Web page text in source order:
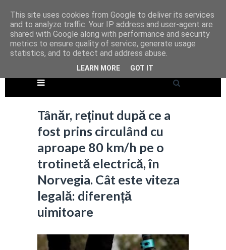
Tânăr, reținut după ce a
fost prins circulând cu
aproape 80 km/h pe o
trotinetă electrică, în
Norvegia. Cât este viteza
legală: diferență
uimitoare
This site uses cookies from Google to deliver its services
and to analyze traffic. Your IP address and user-agent are
shared with Google along with performance and security
metrics to ensure quality of service, generate usage
statistics, and to detect and address abuse.
LEARN MORE GOT IT